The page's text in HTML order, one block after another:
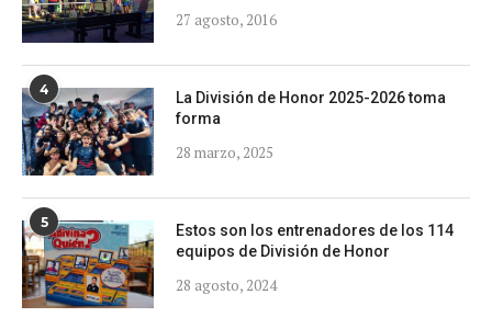
27 agosto, 2016
4
La División de Honor 2025-2026 toma
forma
28 marzo, 2025
5
Estos son los entrenadores de los 114
equipos de División de Honor
28 agosto, 2024